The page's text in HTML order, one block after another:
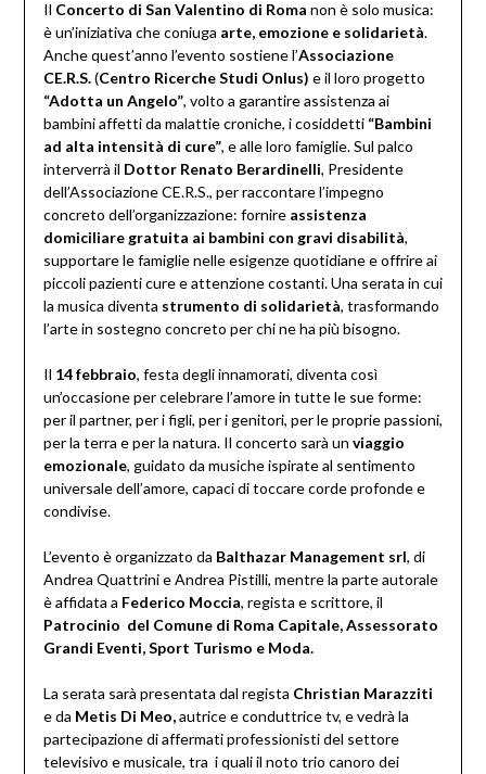
Il Concerto di San Valentino di Roma non è solo musica:
è un’iniziativa che coniuga arte, emozione e solidarietà.
Anche quest’anno l’evento sostiene l’Associazione
CE.R.S.(Centro Ricerche Studi Onlus) e il loro progetto
“Adotta un Angelo”, volto a garantire assistenza ai
bambini affetti da malattie croniche, i cosiddetti “Bambini
ad alta intensità di cure”, e alle loro famiglie. Sul palco
interverrà il Dottor Renato Berardinelli, Presidente
dell’Associazione CE.R.S., per raccontare l’impegno
concreto dell’organizzazione: fornire assistenza
domiciliare gratuita ai bambini con gravi disabilità,
supportare le famiglie nelle esigenze quotidiane e offrire ai
piccoli pazienti cure e attenzione costanti. Una serata in cui
la musica diventa strumento di solidarietà, trasformando
l’arte in sostegno concreto per chi ne ha più bisogno.
Il 14 febbraio, festa degli innamorati, diventa così
un’occasione per celebrare l’amore in tutte le sue forme:
per il partner, per i figli, per i genitori, per le proprie passioni,
per la terra e per la natura. Il concerto sarà un viaggio
emozionale, guidato da musiche ispirate al sentimento
universale dell’amore, capaci di toccare corde profonde e
condivise.
L’evento è organizzato da Balthazar Management srl, di
Andrea Quattrini e Andrea Pistilli, mentre la parte autorale
è affidata a Federico Moccia, regista e scrittore, il
Patrocinio del Comune di Roma Capitale, Assessorato
Grandi Eventi, Sport Turismo e Moda.
La serata sarà presentata dal regista Christian Marazziti
e da Metis Di Meo,autrice e conduttrice tv, e vedrà la
partecipazione di affermati professionisti del settore
televisivo e musicale, tra i quali il noto trio canoro dei